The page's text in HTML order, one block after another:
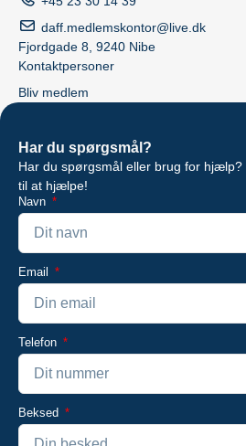
daff.medlemskontor@live.dk
Fjordgade 8, 9240 Nibe
Kontaktpersoner
Bliv medlem
Har du spørgsmål?
Har du spørgsmål eller brug for hjælp?
til at hjælpe!
Navn
Email
Telefon
Beksed